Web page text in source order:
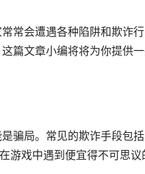
常会遭遇各种陷阱和欺诈
篇文章小编将将为你提供
骗局。常见的欺诈手段包
游戏中遇到便宜得不可思